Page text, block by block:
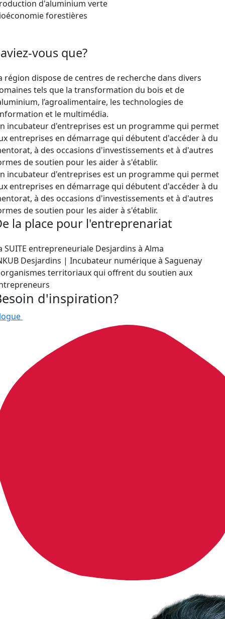
d'aluminium verte
forestières
vous que?
région dispose de centres de recherche dans divers
tels que la transformation du bois et de
l’agroalimentaire, les technologies de
et le multimédia.
incubateur d'entreprises est un programme qui permet
entreprises en démarrage qui débutent d'accéder à du
à des occasions d'investissements et à d'autres
de soutien pour les aider à s'établir.
incubateur d'entreprises est un programme qui permet
entreprises en démarrage qui débutent d'accéder à du
à des occasions d'investissements et à d'autres
de soutien pour les aider à s'établir.
la place pour l'entreprenariat
SUITE entrepreneuriale Desjardins à Alma
Desjardins | Incubateur numérique à Saguenay
territoriaux qui offrent du soutien aux
d'inspiration?